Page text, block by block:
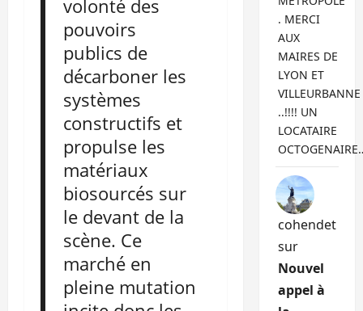
volonté des
pouvoirs
publics de
décarboner les
systèmes
constructifs et
propulse les
matériaux
biosourcés sur
le devant de la
scène. Ce
marché en
pleine mutation
. MERCI
AUX
MAIRES DE
LYON ET
VILLEURBANNE
..!!!! UN
LOCATAIRE
cohendet
sur
Nouvel
appel à